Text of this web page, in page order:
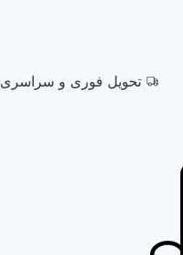
تحویل فوری و سراسری